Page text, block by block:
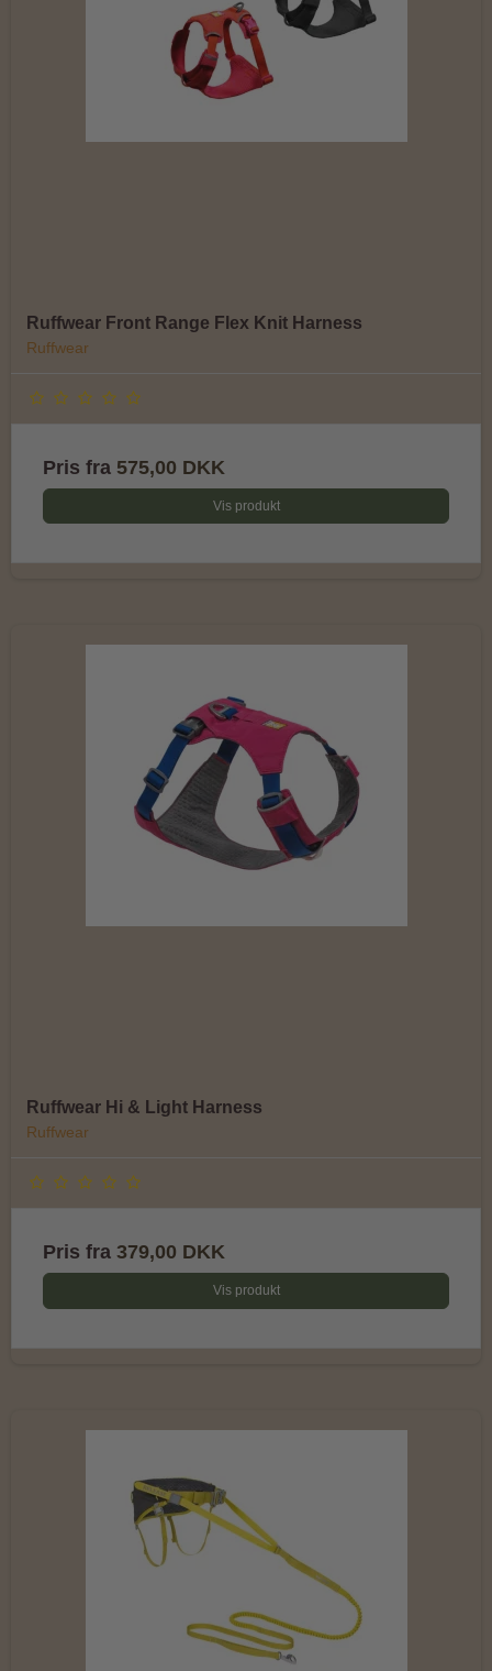
Ruffwear Front Range Flex Knit Harness
Ruffwear
Pris fra 575,00 DKK
Vis produkt
Ruffwear Hi & Light Harness
Ruffwear
Pris fra 379,00 DKK
Vis produkt